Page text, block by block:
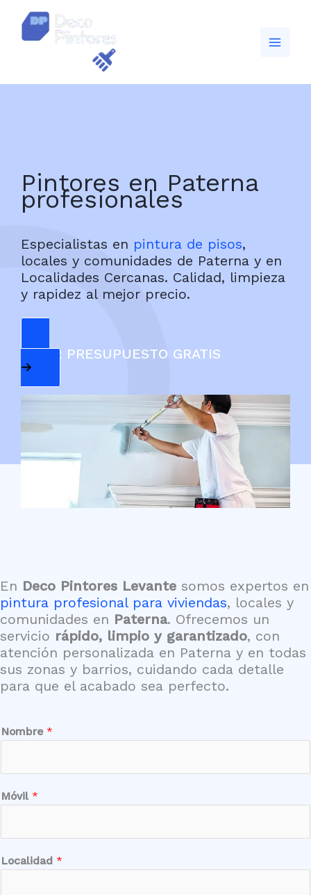
contenido
Pintores en Paterna
profesionales
Especialistas en pintura de pisos,
locales y comunidades de Paterna y en
Localidades Cercanas. Calidad, limpieza
y rapidez al mejor precio.
PEDIR PRESUPUESTO GRATIS
En Deco Pintores Levante somos expertos en
pintura profesional para viviendas, locales y
comunidades en Paterna. Ofrecemos un
servicio rápido, limpio y garantizado, con
atención personalizada en Paterna y en todas
sus zonas y barrios, cuidando cada detalle
para que el acabado sea perfecto.
Nombre *
Móvil *
N
o
Localidad *